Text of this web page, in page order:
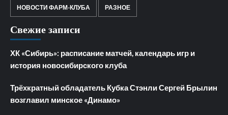
НОВОСТИ ФАРМ-КЛУБА РАЗНОЕ
Свежие записи
ХК «Сибирь»: расписание матчей, календарь игр и
история новосибирского клуба
Трёхкратный обладатель Кубка Стэнли Сергей Брылин
возглавил минское «Динамо»